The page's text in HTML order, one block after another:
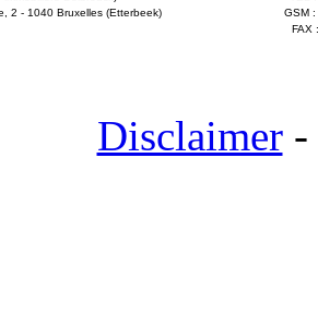
- 1040 Bruxelles (Etterbeek)
GSM
FAX
Disclaimer-